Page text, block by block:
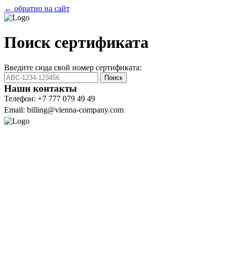
← обратно на сайт
Поиск сертификата
Введите сюда свой номер сертификата:
Поиск
Наши контакты
Телефон: +7 777 079 49 49
Email: billing@vienna-company.com